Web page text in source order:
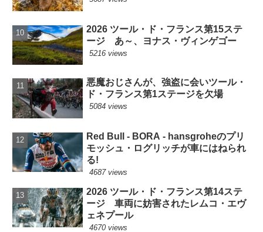
2026 ツール・ド・フランス第15ステ
ージ あ～、ヨナス・ヴィンゲゴー
5216 views
悪魔おじさんが、強盗に会いツール・
ド・フランス第1ステージを欠場
5084 views
Red Bull - BORA - hansgroheのプリ
モッシュ・ログリッチが車にはねられ
る!
4687 views
2026 ツール・ド・フランス第14ステ
ージ 車両に妨害されたレムコ・エヴ
ェネプール
4670 views